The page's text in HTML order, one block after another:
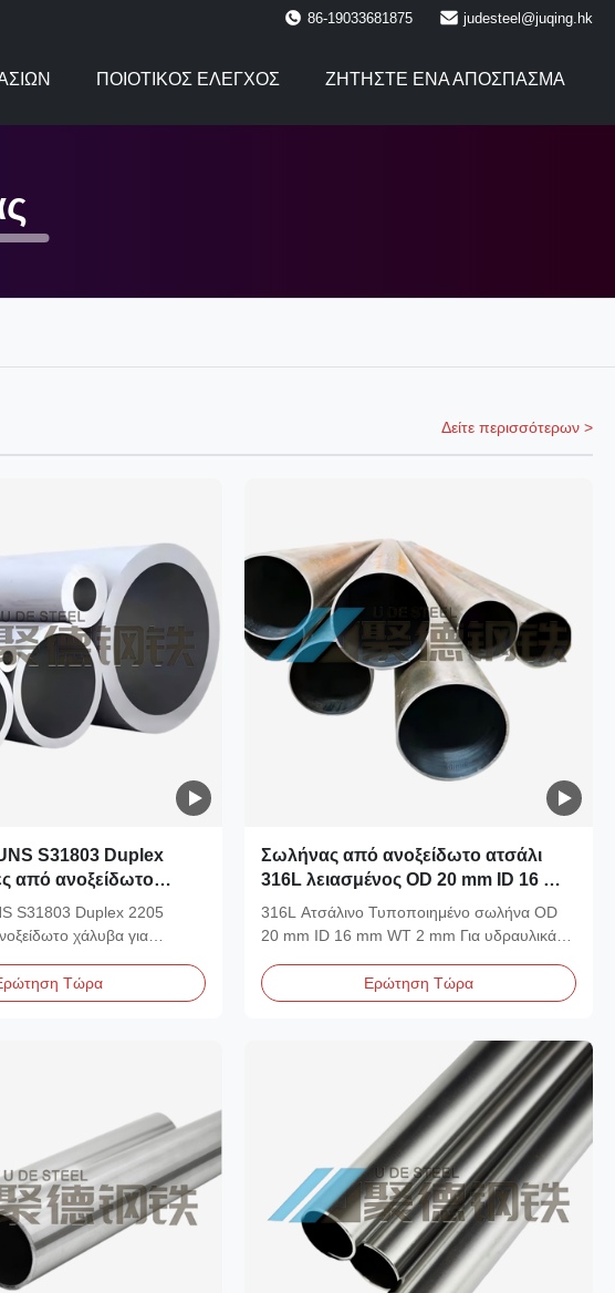
86-19033681875 judesteel@juqing.hk
ΠΟΙΟΤΙΚΌΣ ΈΛΕΓΧΟΣ ΖΗΤΉΣΤΕ ΈΝΑ ΑΠΌΣΠΑΣΜΑ
Δείτε περισσότερων >
S31803 Duplex
από ανοξείδωτο
υπεράκτιας
S31803 Duplex 2205
χάλυβα για
Τώρα
Σωλήνας από ανοξείδωτο ατσάλι
316L λειασμένος OD 20 mm ID 16 mm
WT 2 mm για υδραυλικούς
κυλίνδρους
316L Ατσάλινο Τυποποιημένο σωλήνα OD
20 mm ID 16 mm WT 2 mm Για υδραυλικά
Ερώτηση Τώρα